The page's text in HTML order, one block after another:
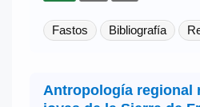
Fastos Bibliografía
Antropología regional